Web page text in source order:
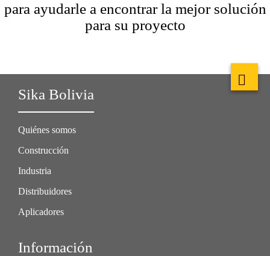
para ayudarle a encontrar la mejor solución
para su proyecto
Sika Bolivia
Quiénes somos
Construcción
Industria
Distribuidores
Aplicadores
Información